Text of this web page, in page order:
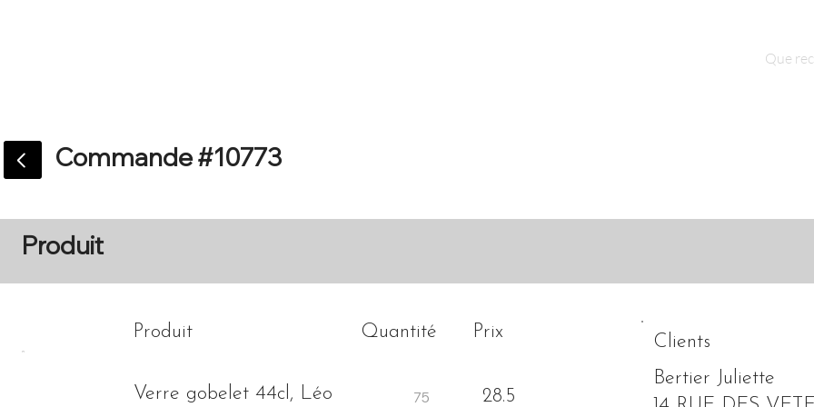
Commande #10773
Produit
Verre gobelet 44cl, Léo 28.5
Produit Quantité Prix
Clients
Bertier Juliette